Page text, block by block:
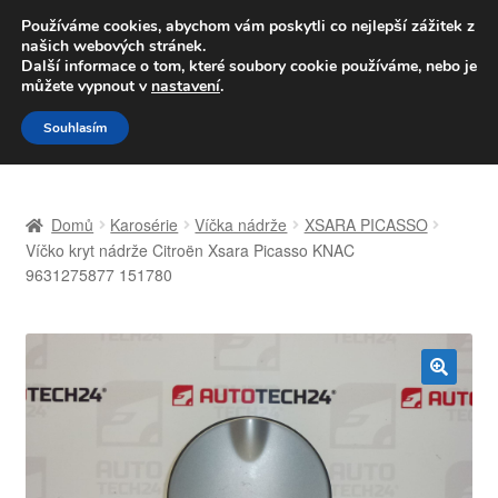
DOPRAVA od 139,-Kč
Volejte po-pá 9-16 704 494 494
Přeskočit
na
navigaci
Přejít
k
obsahu
Celosvětová doprava
Domů Karosérie Víčka nádrže
XSARA PICASSO
Víčko kryt nádrže Citroën Xsara Picasso KNAC
9631275877 151780
🔍
Používáme cookies, abychom vám poskytli co nejlepší zážitek z
našich webových stránek.
Další informace o tom, které soubory cookie používáme, nebo je
můžete vypnout v nastavení.
Souhlasím